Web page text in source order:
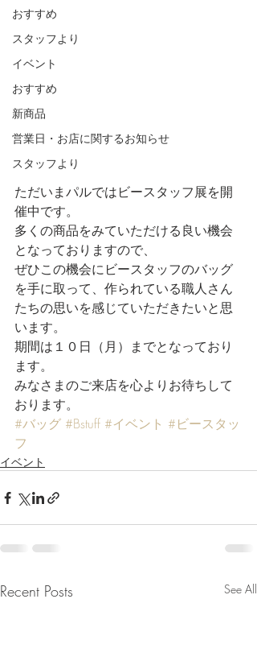
おすすめ
スタッフより
イベント
おすすめ
新商品
営業日・お店に関するお知らせ
スタッフより
ただいまパルではビースタッフ展を開
催中です。
多くの商品をみていただける良い機会
となっておりますので、
ぜひこの機会にビースタッフのバッグ
を手に取って、作られている職人さん
たちの思いを感じていただきたいと思
います。
期間は１０日（月）までとなっており
ます。
みなさまのご来店を心よりお待ちして
おります。
#バッグ #Bstuff #イベント #ビースタッ
フ
イベント
Recent Posts See All